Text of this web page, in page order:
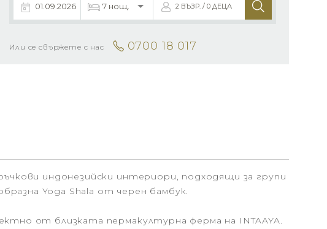
2 ВЪЗР. / 0 ДЕЦА
Или се свържете с нас 0700 18 017
индонезийски интериори, подходящи за групи
Yoga Shala от черен бамбук.
от близката пермакултурна ферма на INTAAYA.